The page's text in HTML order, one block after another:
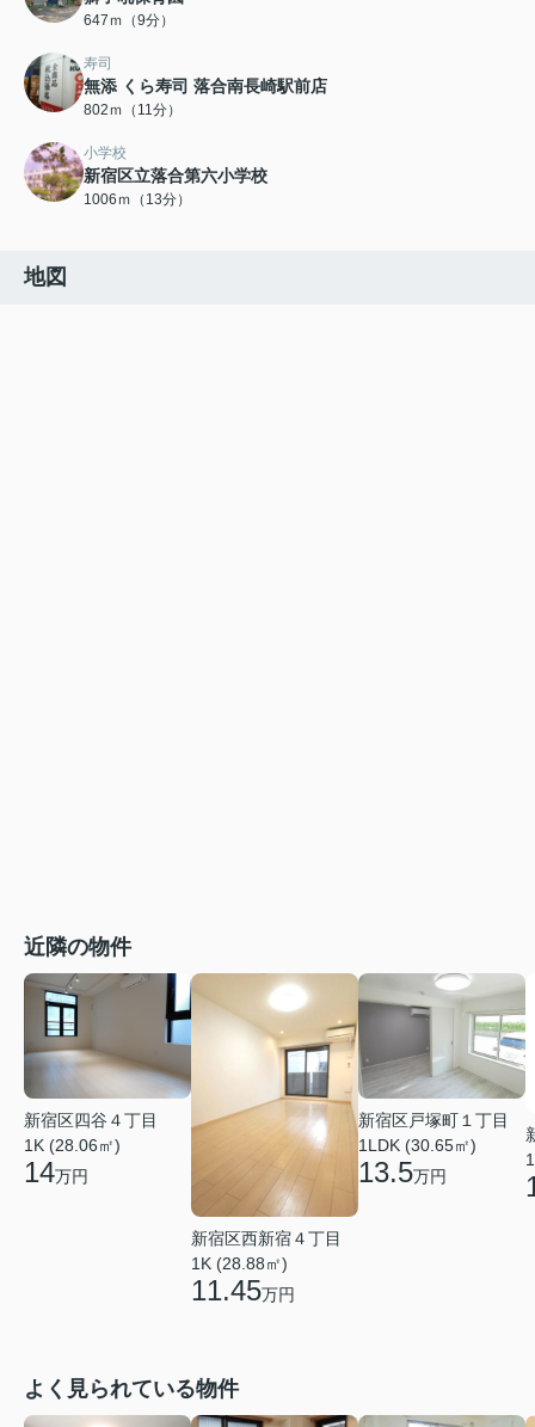
647ｍ（9分）
寿司
無添 くら寿司 落合南長崎駅前店
802ｍ（11分）
小学校
新宿区立落合第六小学校
1006ｍ（13分）
地図
近隣の物件
新宿区四谷４丁目
1K (28.06㎡)
14万円
新宿区西新宿４丁目
1K (28.88㎡)
11.45万円
新宿区戸塚町１丁目
1LDK (30.65㎡)
13.5万円
よく見られている物件